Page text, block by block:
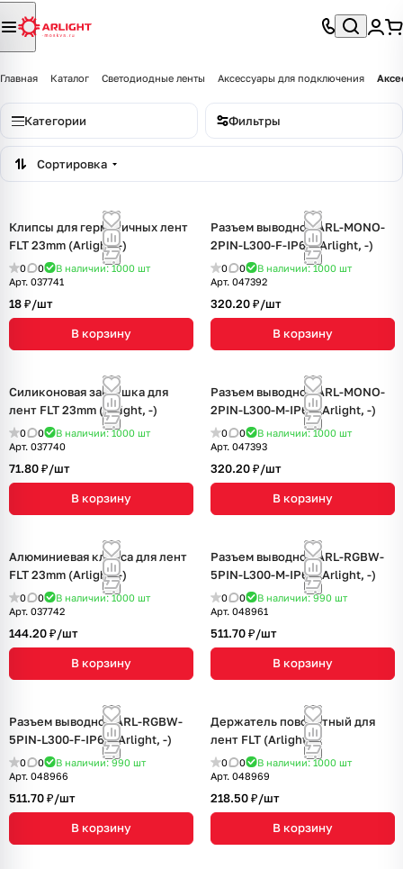
Главная Каталог Светодиодные ленты Аксессуары для подключения
Категории Фильтры
Сортировка
Клипсы для герметичных лент
FLT 23mm (Arlight, -)
0 0 В наличии: 1000 шт
Арт. 037741
18 ₽/шт
В корзину
Разъем выводной ARL-MONO-
2PIN-L300-F-IP67 (Arlight, -)
0 0 В наличии: 1000 шт
Арт. 047392
320.20 ₽/шт
В корзину
Силиконовая заглушка для
лент FLT 23mm (Arlight, -)
0 0 В наличии: 1000 шт
Арт. 037740
71.80 ₽/шт
В корзину
Разъем выводной ARL-MONO-
2PIN-L300-M-IP67 (Arlight, -)
0 0 В наличии: 1000 шт
Арт. 047393
320.20 ₽/шт
В корзину
Алюминиевая клипса для лент
FLT 23mm (Arlight, -)
0 0 В наличии: 1000 шт
Арт. 037742
144.20 ₽/шт
В корзину
Разъем выводной ARL-RGBW-
5PIN-L300-M-IP67 (Arlight, -)
0 0 В наличии: 990 шт
Арт. 048961
511.70 ₽/шт
В корзину
Разъем выводной ARL-RGBW-
5PIN-L300-F-IP67 (Arlight, -)
0 0 В наличии: 990 шт
Арт. 048966
511.70 ₽/шт
В корзину
Держатель поворотный для
лент FLT (Arlight, -)
0 0 В наличии: 1000 шт
Арт. 048969
218.50 ₽/шт
В корзину